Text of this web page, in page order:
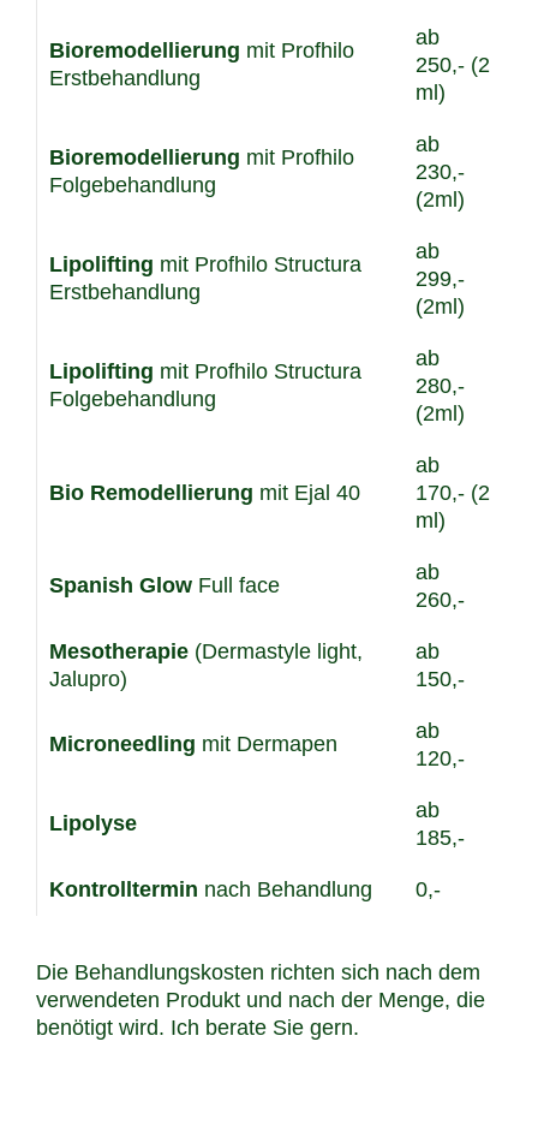
Bioremodellierung mit Profhilo
Erstbehandlung
ab
250,- (2
ml)
Bioremodellierung mit Profhilo
Folgebehandlung
ab
230,-
(2ml)
Lipolifting mit Profhilo Structura
Erstbehandlung
ab
299,-
(2ml)
Lipolifting mit Profhilo Structura
Folgebehandlung
ab
280,-
(2ml)
Bio Remodellierung mit Ejal 40
ab
170,- (2
ml)
Spanish Glow Full face
ab
260,-
Mesotherapie (Dermastyle light,
Jalupro)
ab
150,-
Microneedling mit Dermapen
ab
120,-
Lipolyse
ab
185,-
Kontrolltermin nach Behandlung 0,-
Die Behandlungskosten richten sich nach dem
verwendeten Produkt und nach der Menge, die
benötigt wird. Ich berate Sie gern.